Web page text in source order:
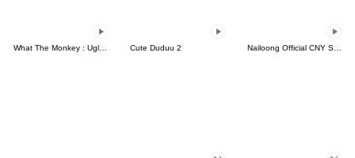
Cute Duduu 2 Nailoong Official CNY Sticker